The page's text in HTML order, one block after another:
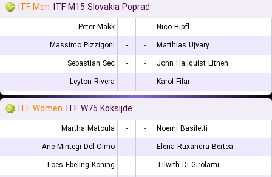
ITF Men ITF M15 Slovakia Poprad
Peter Makk - -
Nico Hipfl
Massimo Pizzigoni
- -
Matthias Ujvary
Sebastian Sec
- -
John Hallquist Lithen
Leyton Rivera
- - Karol Filar
ITF Women ITF W75 Koksijde
Martha Matoula - -
Noemi Basiletti
Ane Mintegi Del Olmo
- -
Elena Ruxandra Bertea
Loes Ebeling Koning
- -
Tilwith Di Girolami